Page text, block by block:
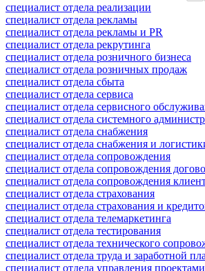
специалист отдела реализации
специалист отдела рекламы
специалист отдела рекламы и PR
специалист отдела рекрутинга
специалист отдела розничного бизнеса
специалист отдела розничных продаж
специалист отдела сбыта
специалист отдела сервиса
специалист отдела сервисного
специалист отдела системного
специалист отдела снабжения
специалист отдела снабжения и
специалист отдела сопровождения
специалист отдела сопровождения
специалист отдела сопровождения
специалист отдела страхования
специалист отдела страхования и
специалист отдела телемаркетинга
специалист отдела тестирования
специалист отдела технического
специалист отдела труда и заработной
специалист отдела управления проектами